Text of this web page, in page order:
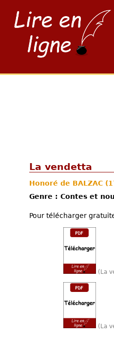
La vendetta
Honoré de BALZAC
Genre : Contes et
Pour télécharger
(La
(La